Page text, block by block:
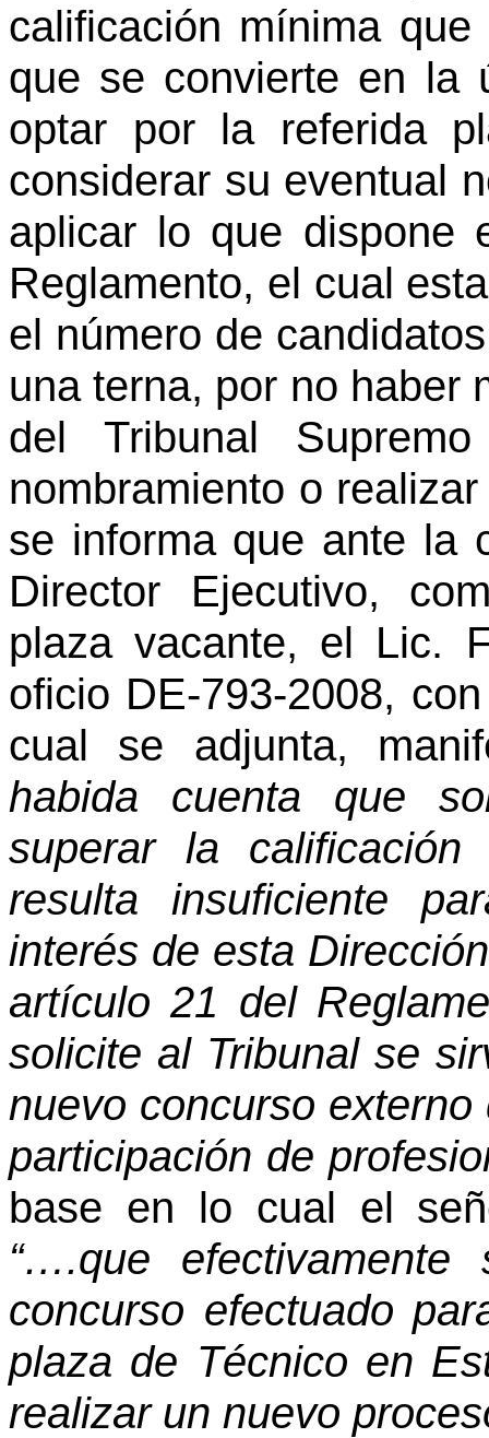
calificación mínima
que se convierte en la
optar por la referida
considerar su eventual
aplicar lo que dispone
Reglamento, el cual
el número de
una terna, por no haber
del Tribunal
nombramiento o
se informa que ante la
Director Ejecutivo,
plaza vacante, el Lic.
oficio DE-793-2008,
cual se adjunta,
habida cuenta que
superar la
resulta insuficiente
interés de esta
artículo 21 del
solicite al Tribunal se
nuevo concurso
participación de
base en lo cual el
“….que
concurso efectuado
plaza de Técnico en
realizar un nuevo